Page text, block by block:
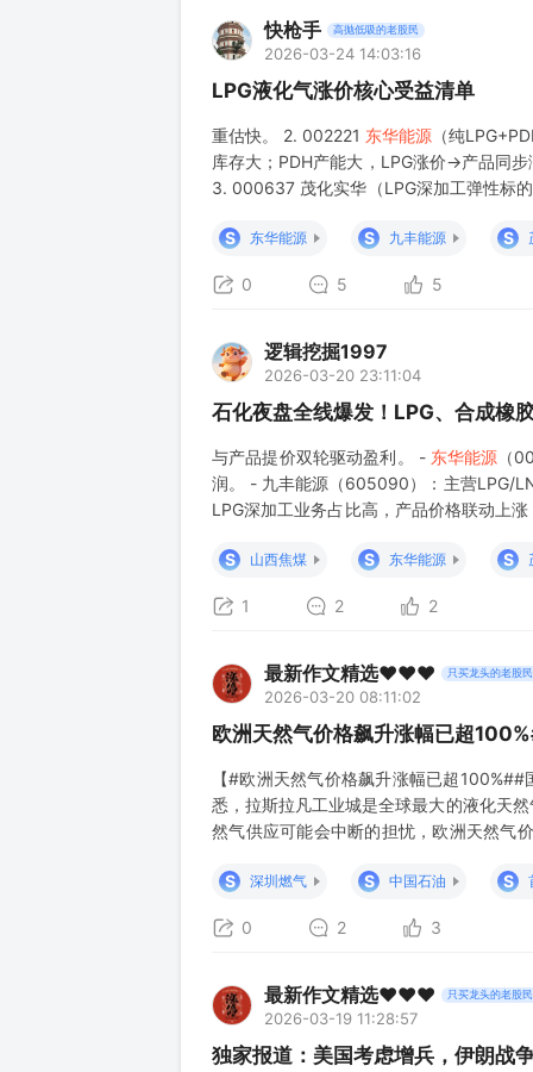
快枪手 高抛低吸的老股民
2026-03-24 14:03:16
LPG液化气涨价核心受益清单
重估快。 2. 002221 东华能源 （纯
库存大；PDH产能大，LPG涨价→产品同
3. 000637 茂化实华（LPG深加工弹性标
S
东华能源 S 九丰能源 S
0 5 5
逻辑挖掘1997
2026-03-20 23:11:04
石化夜盘全线爆发！LPG、合成橡
与产品提价双轮驱动盈利。 - 东华能源 （
润。 - 九丰能源（605090）：主营LPG/
LPG深加工业务占比高，产品价格联动上
S
山西焦煤 S 东华能源 S
1 2 2
最新作文精选❤️❤️❤️ 只买龙头的老股民
2026-03-20 08:11:02
欧洲天然气价格飙升涨幅已超
【#欧洲天然气价格飙升涨幅已超
悉，拉斯拉凡工业城是全球最大的液化天
然气供应可能会中断的担忧，欧洲天然气
100%。 19日盘中国际油价继续上涨
S 深圳燃气 S 中国石油 S
0 2 3
最新作文精选❤️❤️❤️ 只买龙头的老股民
2026-03-19 11:28:57
独家报道：美国考虑增兵，伊朗战